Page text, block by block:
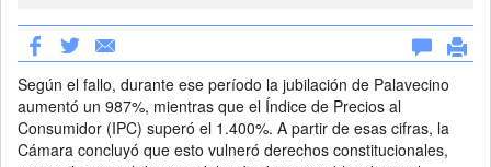
Según el fallo, durante ese período la jubilación de Palavecino
aumentó un 987%, mientras que el Índice de Precios al
Consumidor (IPC) superó el 1.400%. A partir de esas cifras, la
Cámara concluyó que esto vulneró derechos constitucionales,